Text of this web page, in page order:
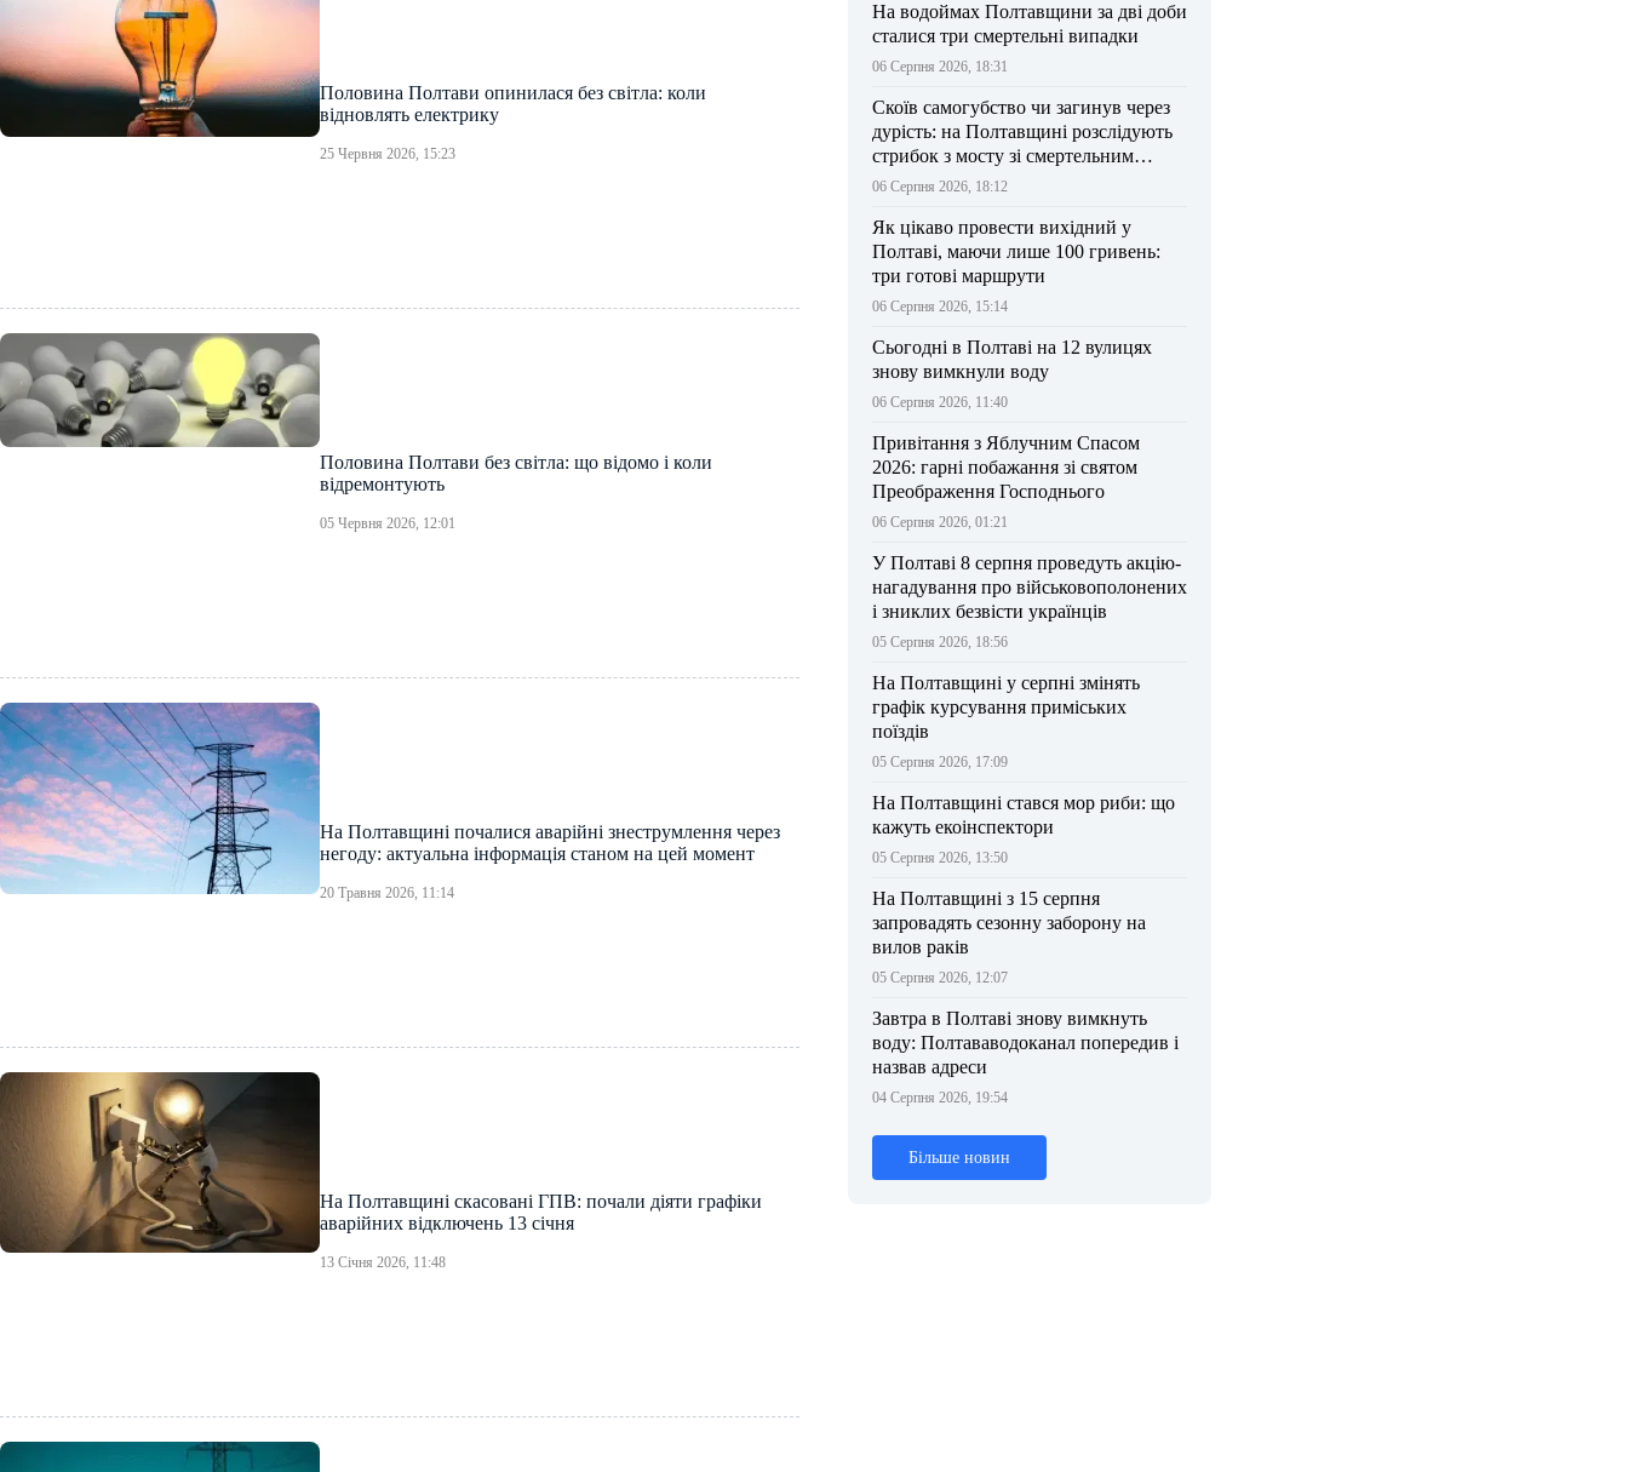
Половина Полтави опинилася без світла: коли
відновлять електрику
25 Червня 2026, 15:23
Половина Полтави без світла: що відомо і коли
відремонтують
05 Червня 2026, 12:01
На Полтавщині почалися аварійні знеструмлення через
негоду: актуальна інформація станом на цей момент
20 Травня 2026, 11:14
На Полтавщині скасовані ГПВ: почали діяти графіки
аварійних відключень 13 січня
13 Січня 2026, 11:48
На водоймах Полтавщини за дві доби
сталися три смертельні випадки
06 Серпня 2026, 18:31
Скоїв самогубство чи загинув через
дурість: на Полтавщині розслідують
стрибок з мосту зі смертельним
результатом
06 Серпня 2026, 18:12
Як цікаво провести вихідний у
Полтаві, маючи лише 100 гривень:
три готові маршрути
06 Серпня 2026, 15:14
Сьогодні в Полтаві на 12 вулицях
знову вимкнули воду
06 Серпня 2026, 11:40
Привітання з Яблучним Спасом
2026: гарні побажання зі святом
Преображення Господнього
06 Серпня 2026, 01:21
У Полтаві 8 серпня проведуть акцію-
нагадування про військовополонених
і зниклих безвісти українців
05 Серпня 2026, 18:56
На Полтавщині у серпні змінять
графік курсування приміських
поїздів
05 Серпня 2026, 17:09
На Полтавщині стався мор риби: що
кажуть екоінспектори
05 Серпня 2026, 13:50
На Полтавщині з 15 серпня
запровадять сезонну заборону на
вилов раків
05 Серпня 2026, 12:07
Завтра в Полтаві знову вимкнуть
воду: Полтававодоканал попередив і
назвав адреси
04 Серпня 2026, 19:54
Більше новин